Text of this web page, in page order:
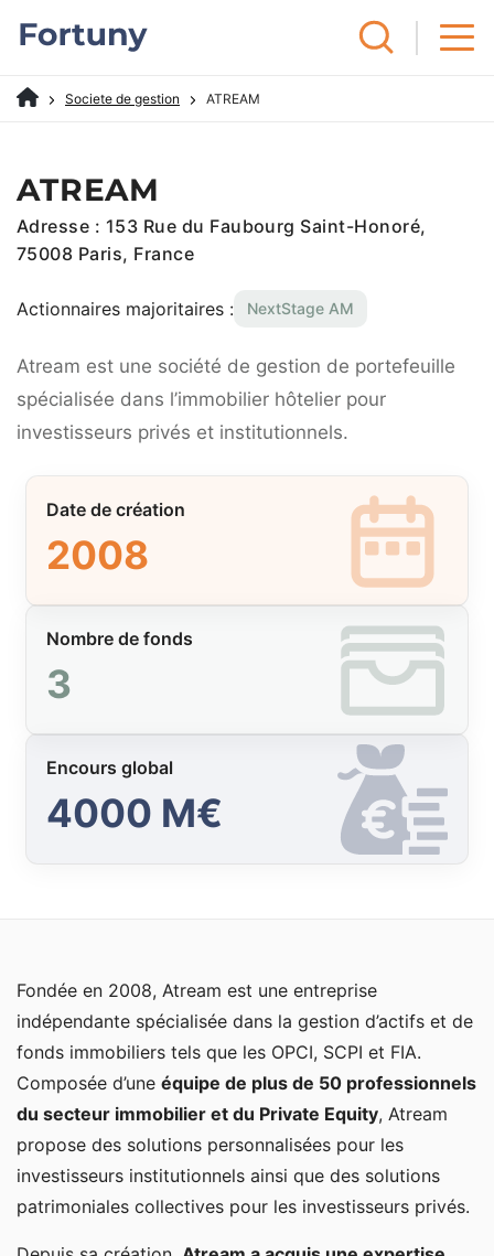
Societe de gestion ATREAM
ATREAM
Adresse : 153 Rue du Faubourg Saint-Honoré,
75008 Paris, France
Actionnaires majoritaires : NextStage AM
Atream est une société de gestion de portefeuille
spécialisée dans l’immobilier hôtelier pour
investisseurs privés et institutionnels.
Date de création
2008
Nombre de fonds
3
Encours global
4000 M€
Fondée en 2008, Atream est une entreprise
indépendante spécialisée dans la gestion d’actifs et de
fonds immobiliers tels que les OPCI, SCPI et FIA.
Composée d’une équipe de plus de 50 professionnels
du secteur immobilier et du Private Equity, Atream
propose des solutions personnalisées pour les
investisseurs institutionnels ainsi que des solutions
patrimoniales collectives pour les investisseurs privés.